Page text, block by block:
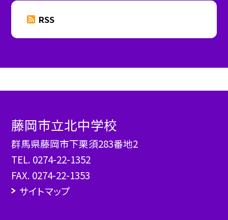
RSS
藤岡市立北中学校
群馬県藤岡市下栗須283番地2
TEL. 0274-22-1352
FAX. 0274-22-1353
サイトマップ